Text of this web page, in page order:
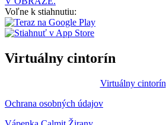
Voľne k stiahnutiu:
Virtuálny cintorín
Virtuálny cintorín
Ochrana osobných údajov